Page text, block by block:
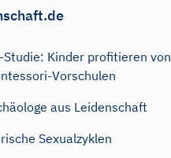
Studie: Kinder profitieren von
Vorschulen
aus Leidenschaft
Sexualzyklen